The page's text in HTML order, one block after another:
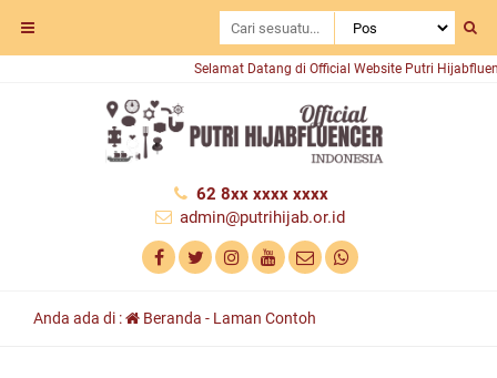
Selamat Datang di Official Website Putri
62 8xx xxxx xxxx
admin@putrihijab.or.id
Anda ada di : Beranda - Laman Contoh